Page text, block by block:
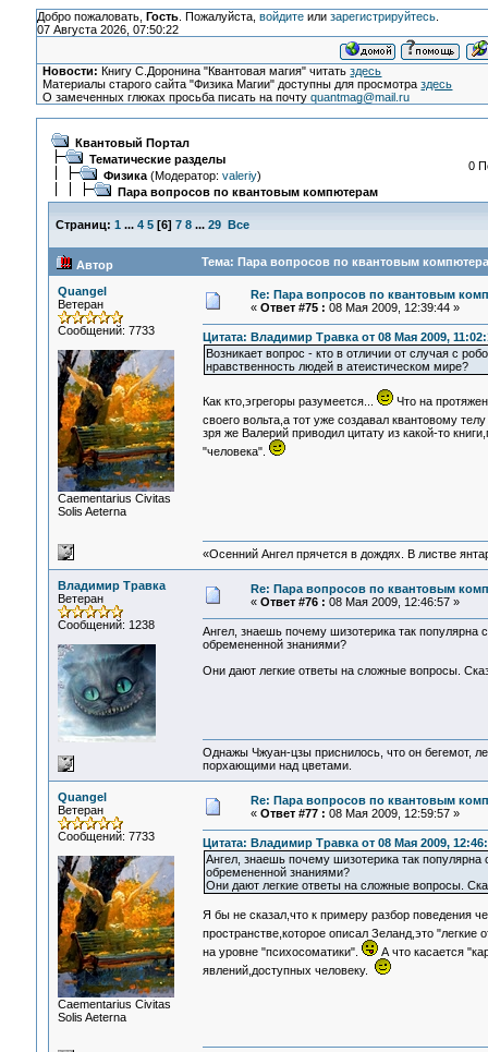
Добро пожаловать, Гость. Пожалуйста, войдитеили зарегистрируйтесь.
07 Августа 2026, 07:50:22
Новости: Книгу С.Доронина "Квантовая магия" читатьздесь
Материалы старого сайта "Физика Магии" доступны для просмотраздесь
О замеченных глюках просьба писать на почтуquantmag@mail.ru
Квантовый Портал
Тематические разделы
Физика(Модератор: valeriy)
Пара вопросов по квантовым компютерам
0
Страниц: 1 ... 4 5[6] 7 8 ... 29 Все
Автор Тема: Пара вопросов по квантовым
Quangel
Ветеран
Сообщений: 7733
Сaementarius Civitas
Solis Aeterna
Re: Пара вопросов по квантовым
« Ответ #75 : 08 Мая 2009, 12:39:44 »
Цитата: Владимир Травка от 08 Мая 2009,
Возникает вопрос - кто в отличии от случая с
нравственность людей в атеистическом мире?
Как кто,эгрегоры разумеется...
Что на
своего вольта,а тот уже создавал квантовому
зря же Валерий приводил цитату из какой-то
"человека".
«Осенний Ангел прячется в дождях. В листве
Владимир Травка
Ветеран
Сообщений: 1238
Re: Пара вопросов по квантовым
« Ответ #76 : 08 Мая 2009, 12:46:57 »
Ангел, знаешь почему шизотерика так популярна
обремененной знаниями?
Они дают легкие ответы на сложные вопросы.
Однажы Чжуан-цзы приснилось, что он бегемот,
порхающими над цветами.
Quangel
Ветеран
Сообщений: 7733
Сaementarius Civitas
Solis Aeterna
Re: Пара вопросов по квантовым
« Ответ #77 : 08 Мая 2009, 12:59:57 »
Цитата: Владимир Травка от 08 Мая 2009,
Ангел, знаешь почему шизотерика так популярна
обремененной знаниями?
Они дают легкие ответы на сложные вопросы.
Я бы не сказал,что к примеру разбор поведения
пространстве,которое описал Зеланд,это "легкие
на уровне "психосоматики".
А что касается
явлений,доступных человеку.